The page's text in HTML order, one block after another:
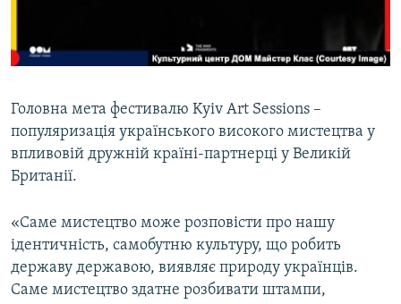
Головна мета фестивалю Kyiv Art Sessions –
популяризація українського високого мистецтва у
впливовій дружній країні-партнерці у Великій
Британії.
«Саме мистецтво може розповісти про нашу
ідентичність, самобутню культуру, що робить
державу державою, виявляє природу українців.
Саме мистецтво здатне розбивати штампи,